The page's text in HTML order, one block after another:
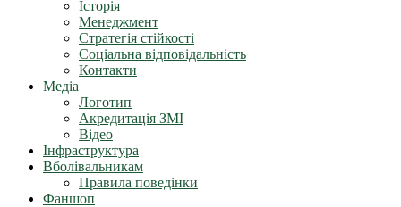
Історія
Менеджмент
Стратегія стійкості
Соціальна відповідальність
Контакти
Медіа
Логотип
Акредитація ЗМІ
Відео
Інфраструктура
Вболівальникам
Правила поведінки
Фаншоп